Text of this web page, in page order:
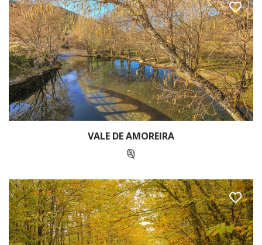
VALE DE AMOREIRA